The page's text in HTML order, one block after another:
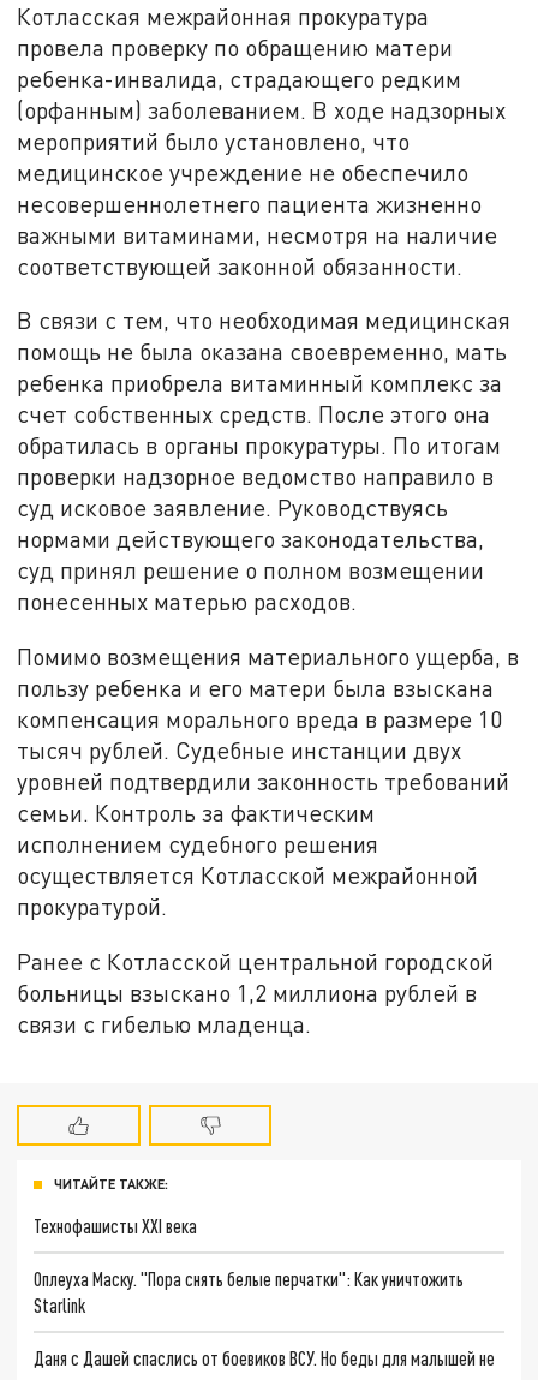
Котласская межрайонная прокуратура
провела проверку по обращению матери
ребенка-инвалида, страдающего редким
(орфанным) заболеванием. В ходе надзорных
мероприятий было установлено, что
медицинское учреждение не обеспечило
несовершеннолетнего пациента жизненно
важными витаминами, несмотря на наличие
соответствующей законной обязанности.
В связи с тем, что необходимая медицинская
помощь не была оказана своевременно, мать
ребенка приобрела витаминный комплекс за
счет собственных средств. После этого она
обратилась в органы прокуратуры. По итогам
проверки надзорное ведомство направило в
суд исковое заявление. Руководствуясь
нормами действующего законодательства,
суд принял решение о полном возмещении
понесенных матерью расходов.
Помимо возмещения материального ущерба, в
пользу ребенка и его матери была взыскана
компенсация морального вреда в размере 10
тысяч рублей. Судебные инстанции двух
уровней подтвердили законность требований
семьи. Контроль за фактическим
исполнением судебного решения
осуществляется Котласской межрайонной
прокуратурой.
Ранее с Котласской центральной городской
больницы взыскано 1,2 миллиона рублей в
связи с гибелью младенца.
ЧИТАЙТЕ ТАКЖЕ:
Технофашисты XXI века
Оплеуха Маску. "Пора снять белые перчатки": Как уничтожить
Starlink
Даня с Дашей спаслись от боевиков ВСУ. Но беды для малышей не